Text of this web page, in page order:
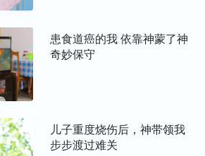
那么害怕了。
战胜化疗期间的痛苦
还要做穿刺检查。听说穿刺很
我想到神是我的依靠，只要依靠
过。于是，我就祷告神。祷告
一些了。在做穿刺的时候，大夫
患食道癌的我 依靠神蒙了神
奇妙保守
儿子重度烧伤后，神带领我
步步渡过难关